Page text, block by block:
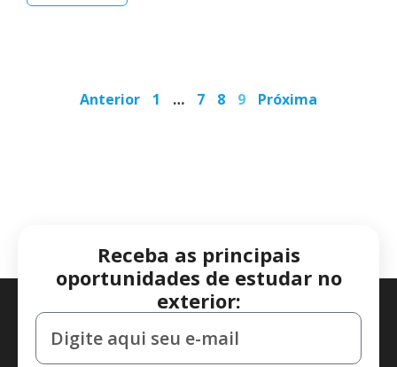
Anterior 1 … 7 8 9 Próxima
Receba as principais
oportunidades de estudar no
exterior: